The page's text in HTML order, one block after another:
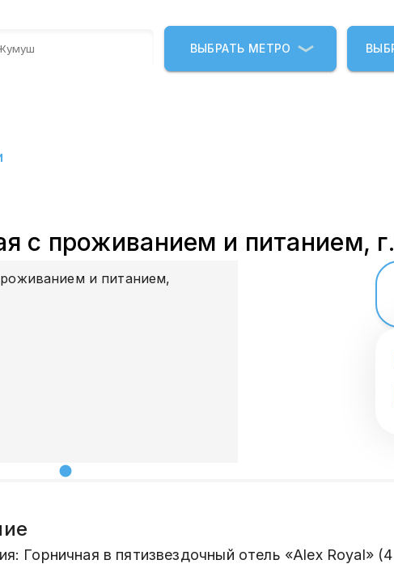
ВЫБРАТЬ МЕТРО
с проживанием и питанием,
Горничная в пятизвездочный отель «Alex Royal»